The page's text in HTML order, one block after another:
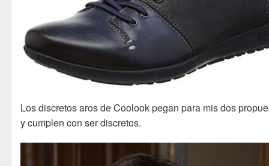
Los discretos aros de Coolook pegan para mis dos
y cumplen con ser discretos.